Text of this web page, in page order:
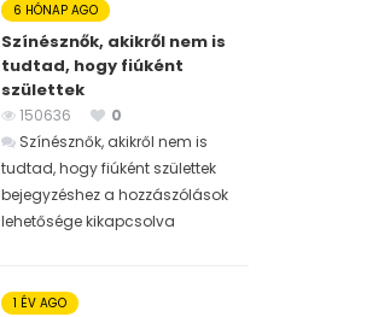
6 HÓNAP AGO
Színésznők, akikről nem is
tudtad, hogy fiúként
születtek
150636
0
Színésznők, akikről nem is
tudtad, hogy fiúként születtek
bejegyzéshez a hozzászólások
lehetősége kikapcsolva
1 ÉV AGO